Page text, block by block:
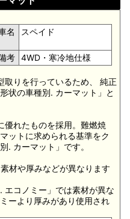
名 スペイド
考 4WD・寒冷地仕様
取りを行っているため、 純正
状の車種別. カーマット」と
優れたものを採用。難燃焼
ットに求められる基準をク
. カーマット」です。
材や厚みなどが異なります
エコノミー」では素材が異な
ーより厚みがあり使用され